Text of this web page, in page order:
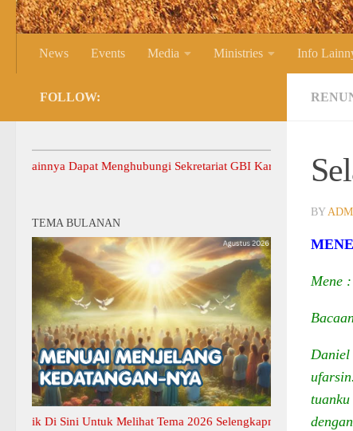
News Events Media Ministries Info
BY
Mene
FOLLOW:
Dapat Menghubungi Sekretariat GBI Karang Anyar.
TEMA BULANAN
Sini Untuk Melihat Tema 2026 Selengkapnya